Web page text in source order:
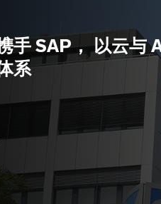
手 SAP， 以云与
系